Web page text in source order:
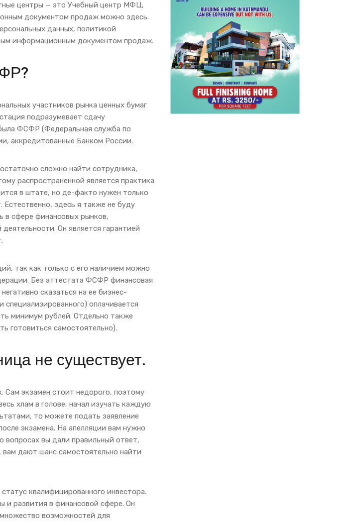
центры — это Учебный центр МФЦ,
документом продаж можно здесь.
данных, политикой
информационным документом продаж.
участников рынка ценных бумаг
подразумевает сдачу
ФСФР (Федеральная служба по
аккредитованные Банком России.
сложно найти сотрудника,
распространенной является практика
в штате, но де-факто нужен только
здесь я также не буду
сфере финансовых рынков,
Он является гарантией
так как только с его наличием можно
Без аттестата ФСФР финансовая
сказаться на ее бизнес-
оплачивается
минимум рублей. Отдельно также
готовиться самостоятельно).
не существует.
Сам экзамен стоит недорого, поэтому
хлам в голове, начал изучать каждую
то можете подать заявление
экзамена. На апелляции вам нужно
вопросах вы дали правильный ответ,
вам дают шанс самостоятельно найти
квалифицированного инвестора.
развития в финансовой сфере. Он
возможностей для